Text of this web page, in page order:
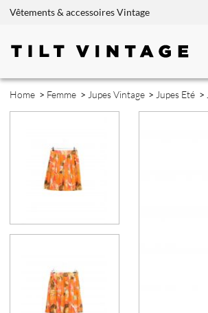
Vêtements & accessoires Vintage
Home > Femme > Jupes Vintage > Jupes Eté >